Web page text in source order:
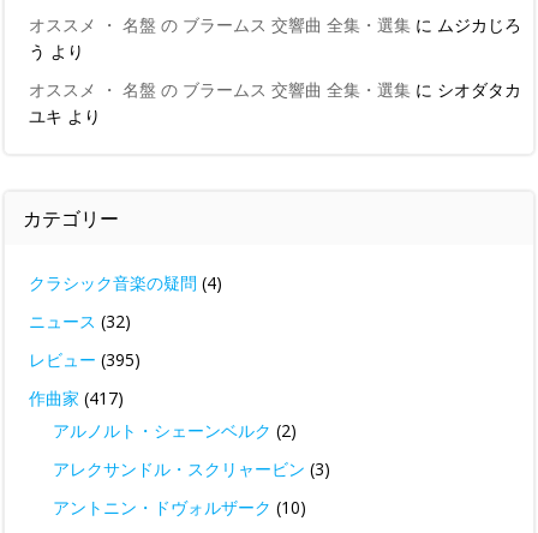
オススメ ・ 名盤 の ブラームス 交響曲 全集・選集 に ムジカじろ
う より
オススメ ・ 名盤 の ブラームス 交響曲 全集・選集 に シオダタカ
ユキ より
カテゴリー
クラシック音楽の疑問 (4)
ニュース (32)
レビュー (395)
作曲家 (417)
アルノルト・シェーンベルク (2)
アレクサンドル・スクリャービン (3)
アントニン・ドヴォルザーク (10)